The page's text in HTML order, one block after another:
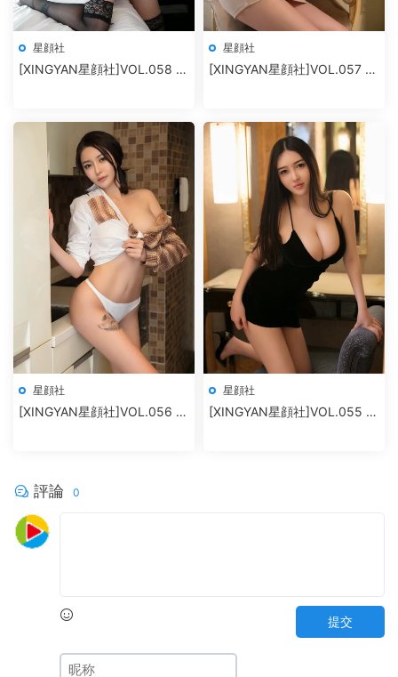
星顔社
[XINGYAN星顔社]VOL.058 冷
星顔社
[XINGYAN星顔社]VOL.057 孫
星顔社
[XINGYAN星顔社]VOL.056 廿
星顔社
[XINGYAN星顔社]VOL.055 恩
評論 0
提交